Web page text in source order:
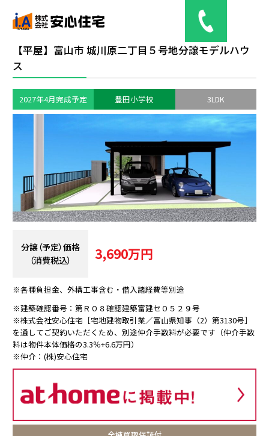
土地情報
分譲（予定）住宅
web見学
会社概要
お問い合わせ
【平屋】富山市 城川原二丁目５号地分譲モデルハウ
ス
2027年4月完成予定 豊田小学校 3LDK
分譲（予定）価格
（消費税込）
3,690万円
※各種負担金、外構工事含む・借入諸経費等別途
※建築確認番号：第Ｒ０８確認建築富建セ０５２９号
※株式会社安心住宅［宅地建物取引業／富山県知事（2）第3130号］
を通してご契約いただくため、別途仲介手数料が必要です（仲介手数
料は物件本体価格の3.3％+6.6万円）
※仲介：(株)安心住宅